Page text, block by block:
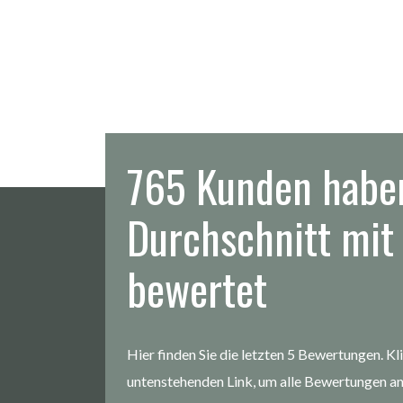
765 Kunden
Durchschnitt
bewertet
Hier finden Sie die letzten 5 Bewertungen.
untenstehenden Link, um alle Bewertungen
Schönes Waschbecken, das die
perfekte Abwicklung
Olaf Schalenberg